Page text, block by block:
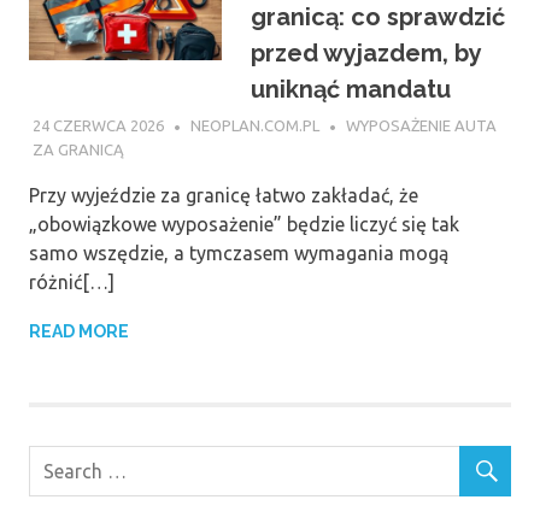
granicą: co sprawdzić
przed wyjazdem, by
uniknąć mandatu
24 CZERWCA 2026 NEOPLAN.COM.PL
WYPOSAŻENIE AUTA
ZA GRANICĄ
Przy wyjeździe za granicę łatwo zakładać, że
„obowiązkowe wyposażenie” będzie liczyć się tak
samo wszędzie, a tymczasem wymagania mogą
różnić[…]
READ MORE